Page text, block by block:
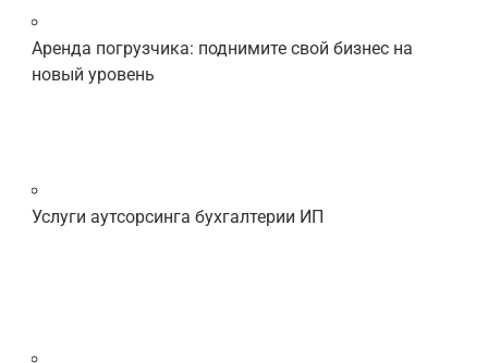
Аренда погрузчика: поднимите свой бизнес на
новый уровень
Услуги аутсорсинга бухгалтерии ИП